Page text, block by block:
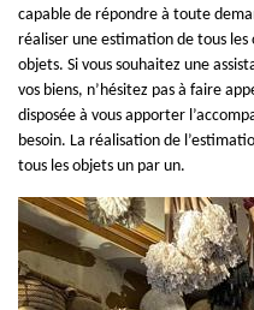
capable de répondre à toute
réaliser une estimation de tous
objets. Si vous souhaitez une
vos biens, n’hésitez pas à faire
disposée à vous apporter
besoin. La réalisation de
tous les objets un par un.